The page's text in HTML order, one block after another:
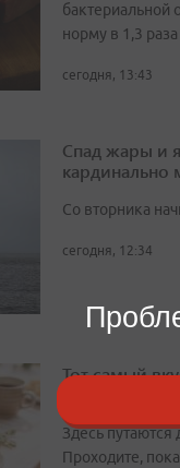
норму в 1,3 раза
сегодня, 13:43
Спад жары и
кардинально
Со вторника
сегодня, 12:34
Тот самый
Здесь
Проходите,